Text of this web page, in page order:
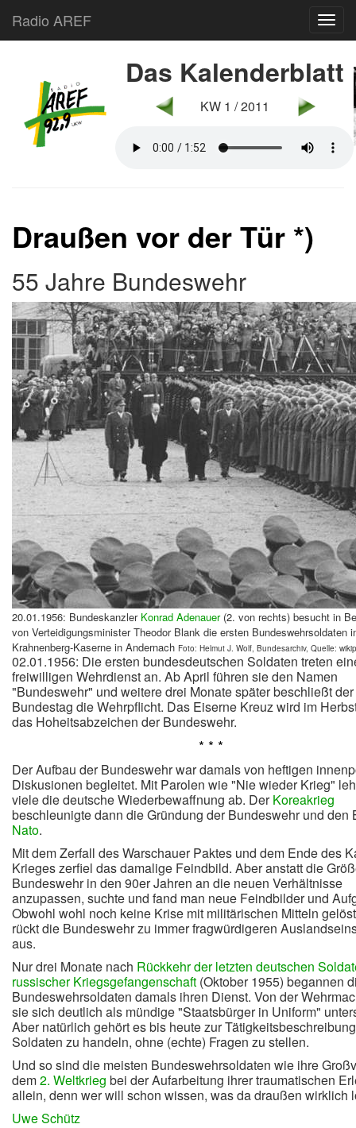
Radio AREF
Das Kalenderblatt
KW 1 / 2011
Draußen vor der Tür *)
55 Jahre Bundeswehr
20.01.1956: Bundeskanzler Konrad Adenauer(2. von rechts) besucht in
von Verteidigungsminister Theodor Blank die ersten Bundeswehrsoldaten
Krahnenberg-Kaserne in Andernach Foto: Helmut J. Wolf, Bundesarchiv, Quelle:
02.01.1956: Die ersten bundesdeutschen Soldaten treten
freiwilligen Wehrdienst an. Ab April führen sie den Namen
"Bundeswehr" und weitere drei Monate später beschließt
Bundestag die Wehrpflicht. Das Eiserne Kreuz wird im
das Hoheitsabzeichen der Bundeswehr.
* * *
Der Aufbau der Bundeswehr war damals von heftigen
Diskusionen begleitet. Mit Parolen wie "Nie wieder Krieg"
viele die deutsche Wiederbewaffnung ab. DerKoreakrieg
beschleunigte dann die Gründung der Bundeswehr und den
Nato.
Mit dem Zerfall des Warschauer Paktes und dem Ende des
Krieges zerfiel das damalige Feindbild. Aber anstatt die
Bundeswehr in den 90er Jahren an die neuen Verhältnisse
anzupassen, suchte und fand man neue Feindbilder und
Obwohl wohl noch keine Krise mit militärischen Mitteln
rückt die Bundeswehr zu immer fragwürdigeren
aus.
Nur drei Monate nach Rückkehr der letzten deutschen
russischer Kriegsgefangenschaft (Oktober 1955) begannen
Bundeswehrsoldaten damals ihren Dienst. Von der
sie sich deutlich als mündige "Staatsbürger in Uniform"
Aber natürlich gehört es bis heute zur
Soldaten zu handeln, ohne (echte) Fragen zu stellen.
Und so sind die meisten Bundeswehrsoldaten wie ihre
dem2. Weltkrieg bei der Aufarbeitung ihrer traumatischen
allein, denn wer will schon wissen, was da draußen wirklich
Uwe Schütz